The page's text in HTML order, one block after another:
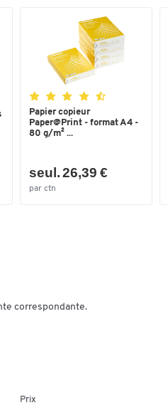
Papier copieur
Paper@Print - format A4 -
80 g/m² ...
seul. 26,39 €
par ctn
correspondante.
Prix